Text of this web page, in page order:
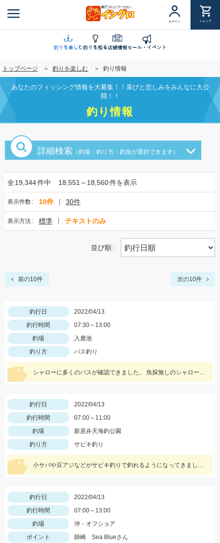
ン
に
移
動
ログイン ショップ
釣りを楽しむ釣りを知る店舗情報セール・イベント
トップページ 釣りを楽しむ 釣り情報
あなたのフィッシング情報を大募集！！喜びと悲しみをみんなに大公
開！！
釣り情報
詳細検索 （釣場・釣り方・釣魚が選択できます）
全19,344件中 18,551～18,560件を表示
表示件数 10件 30件
表示方法 標準 テキストのみ
並び順
前の10件 次の10件
釣行日
2022/04/13
釣行時間
07:30～13:00
釣場
入鹿池
釣り方
バス釣り
シャローに多くのバスが確認できました。 魚探無しのシャローで勝負が出来る時期ですので是非一度入鹿池にチャレンジしてみて下さい!!
釣行日
2022/04/13
釣行時間
07:00～11:00
釣場
新居弁天海釣公園
釣り方
サビキ釣り
小サバや豆アジなどがサビキ釣りで釣れるようになってきましたよ♪仕掛けは、２～３号のサビキ仕掛がおすすめ！
釣行日
2022/04/13
釣行時間
07:00～13:00
釣場
沖・オフショア
ポイント
師崎 Sea Blueさん